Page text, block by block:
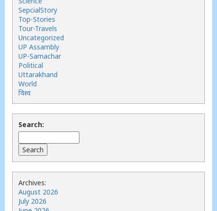
SepcialStory
Top-Stories
Tour-Travels
Uncategorized
UP Assambly
UP-Samachar
Political
Uttarakhand
World
विश्व
Search:
Archives:
August 2026
July 2026